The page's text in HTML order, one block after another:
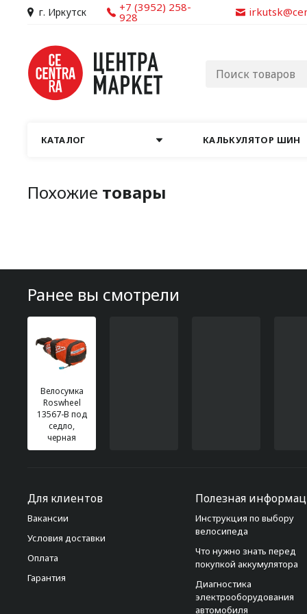
г. Иркутск +7 (3952) 258-
928
КАТАЛОГ КАЛЬКУЛЯТОР ШИН
Похожие товары
Ранее вы смотрели
Велосумка
Roswheel
13567-В под
седло,
черная
Для клиентов
Вакансии
Условия доставки
Оплата
Гарантия
Полезная
Инструкция по выбору
велосипеда
Что нужно знать перед
покупкой аккумулятора
Диагностика
электрооборудования
автомобиля